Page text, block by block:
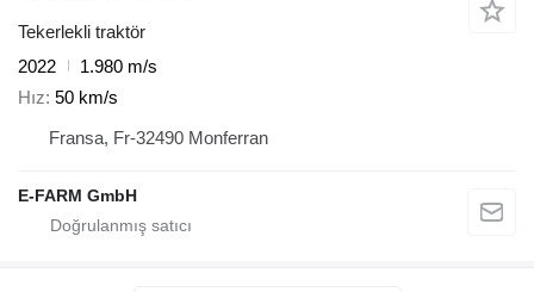
Tekerlekli traktör
2022
1.980 m/s
Hız 50 km/s
Fransa, Fr-32490 Monferran
E-FARM GmbH